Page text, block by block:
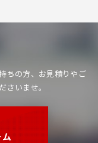
ちの方、 お見積りやご
いませ。